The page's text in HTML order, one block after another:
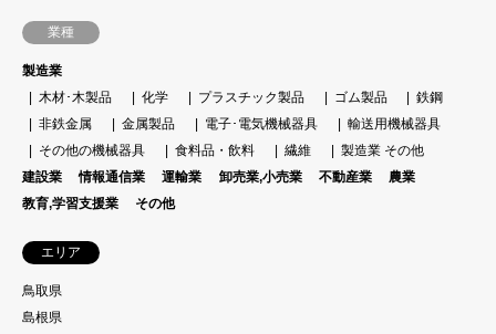
業種
製造業
木材･木製品
化学 プラスチック製品 ゴム製品
鉄鋼
非鉄金属
金属製品 電子･電気機械器具
輸送用機械器具
その他の機械器具
食料品・飲料 繊維
製造業 その他
建設業
情報通信業 運輸業 卸売業,小売業 不動産業
農業
教育,学習支援業
その他
エリア
鳥取県
島根県